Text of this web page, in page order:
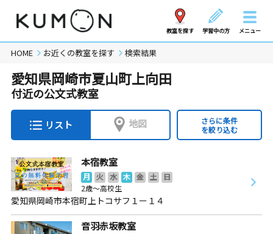
教室を探す 学習中の方 メニュー
HOME お近くの教室を探す 検索結果
愛知県岡崎市夏山町上向田
付近の公文式教室
リスト 地図
さらに条件
を絞り込む
本宿教室
月 火 水 木 金 土
日
2歳～高校生
愛知県岡崎市本宿町上トコサフ１ー１４
音羽赤坂教室